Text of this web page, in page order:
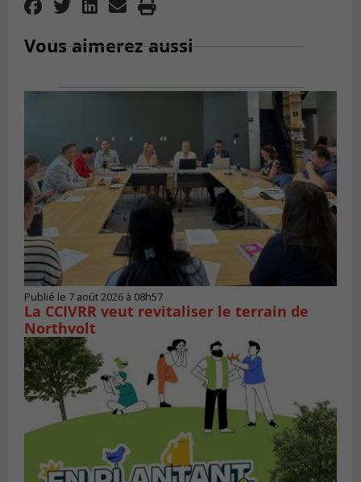
Vous aimerez aussi
Publié le 7 août 2026 à 08h57
La CCIVRR veut revitaliser le terrain de
Northvolt